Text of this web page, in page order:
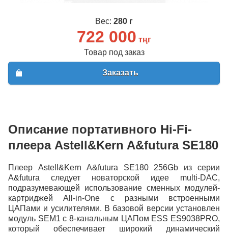
Вес: 280 г
722 000 тңг
Товар под заказ
Заказать
Описание портативного Hi-Fi-
плеера Astell&Kern A&futura SE180
Плеер Astell&Kern A&futura SE180 256Gb из серии
A&futura следует новаторской идее multi-DAC,
подразумевающей использование сменных модулей-
картриджей All-in-One с разными встроенными
ЦАПами и усилителями. В базовой версии установлен
модуль SEM1 с 8-канальным ЦАПом ESS ES9038PRO,
который обеспечивает широкий динамический